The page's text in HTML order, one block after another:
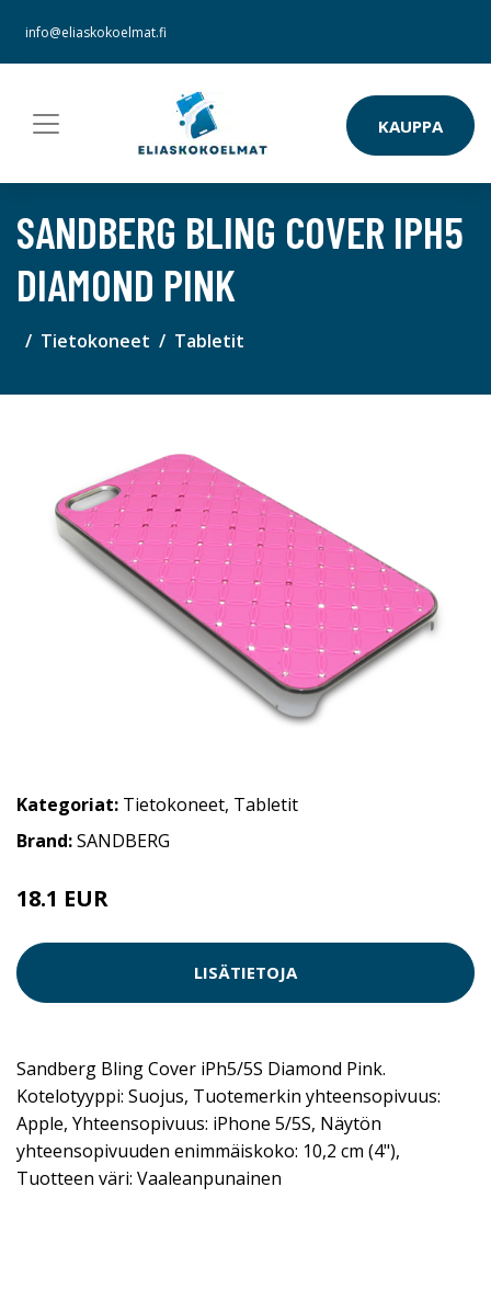
info@eliaskokoelmat.fi
KAUPPA
SANDBERG BLING COVER IPH5
DIAMOND PINK
Tietokoneet Tabletit
Kategoriat: Tietokoneet, Tabletit
Brand:SANDBERG
18.1 EUR
LISÄTIETOJA
Sandberg Bling Cover iPh5/5S Diamond Pink.
Kotelotyyppi: Suojus, Tuotemerkin yhteensopivuus:
Apple, Yhteensopivuus: iPhone 5/5S, Näytön
yhteensopivuuden enimmäiskoko: 10,2 cm (4"),
Tuotteen väri: Vaaleanpunainen